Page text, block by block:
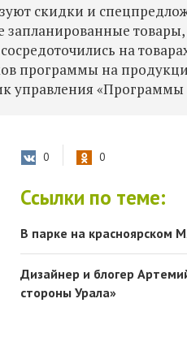
скидки и
запланированные
на
программы на
управления
0 0
Ссылки по теме:
В парке на красноярском
Дизайнер и блогер
стороны Урала»